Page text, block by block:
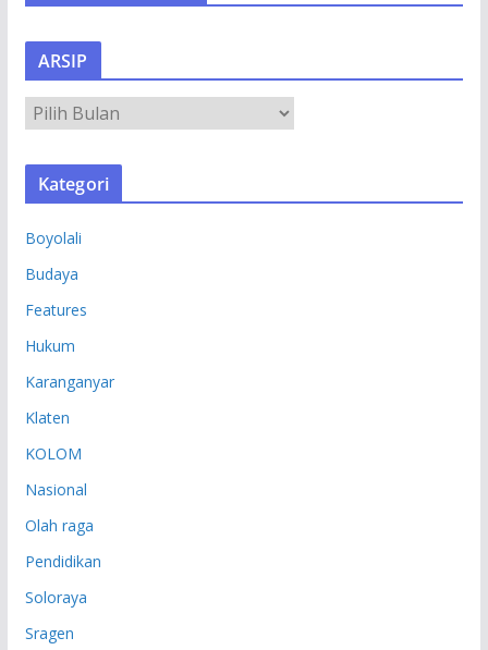
ARSIP
R
S
Kategori
Boyolali
Budaya
Features
Hukum
Karanganyar
Klaten
KOLOM
Nasional
Olah raga
Pendidikan
Soloraya
Sragen